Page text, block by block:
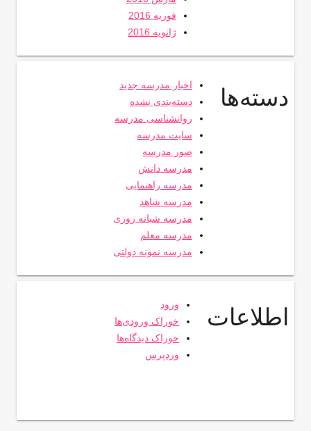
فوریه 2016
ژانویه 2016
دسته‌ها
اخبار مدرسه جدید
دسته‌بندی نشده
روانشناسی مدرسه
سایت مدرسه
صور مدرسه
مدرسه دانش
مدرسه راهنمایی
مدرسه شاهد
مدرسه شبانه روزی
مدرسه معلم
مدرسه نمونه دولتی
اطلاعات
ورود
خوراک ورودی‌ها
خوراک دیدگاه‌ها
وردپرس